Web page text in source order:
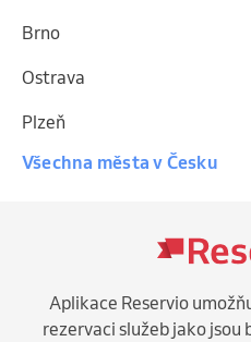
Brno
Ostrava
Plzeň
Všechna města v Česku
Aplikace Reservio
rezervaci služeb jako jsou